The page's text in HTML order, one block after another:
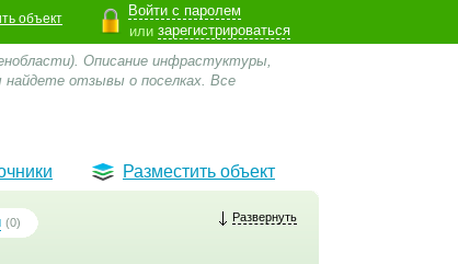
Войти с паролем
или зарегистрироваться
объект
Описание инфрастуктуры,
отзывы о поселках. Все
Разместить объект
(0) Развернуть